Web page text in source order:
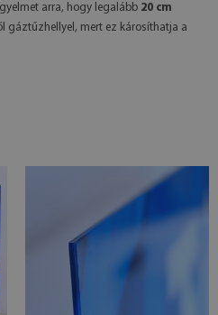
arra, hogy legalább 20 cm
gáztűzhellyel, mert ez károsíthatja a